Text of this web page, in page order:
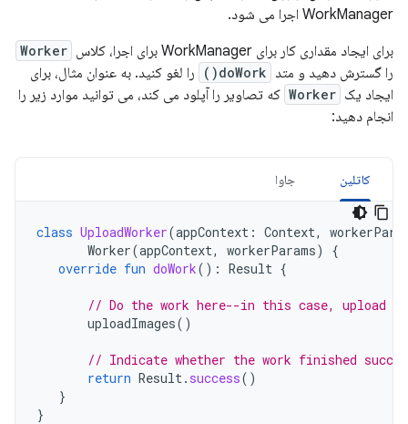
WorkManager اجرا می شود.
برای ایجاد مقداری کار برای WorkManager برای اجرا، کلاس
Worker
را گسترش دهید و متد doWork()
را لغو کنید. به عنوان مثال، برای
ایجاد یک Worker که تصاویر را آپلود می کند، می توانید موارد زیر را
انجام دهید:
کاتلین جاوا
class UploadWorker(appContext : Context,
Worker(appContext, workerParams)
{
override fun doWork(): Result {
// Do the work here--in this case, upload
uploadImages()
// Indicate whether the work finished
return Result. success()
}
}